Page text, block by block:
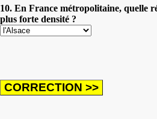
10. En France métropolitaine, quelle
plus forte densité ?